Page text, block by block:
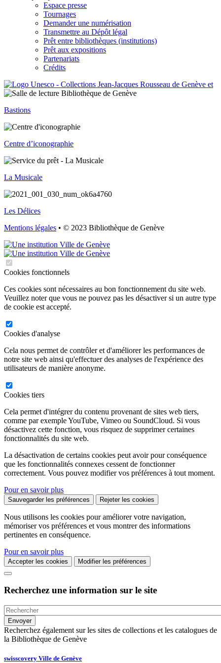
Espace presse
Tournages
Demander une numérisation
Transmettre au Dépôt légal
Prêt entre bibliothèques (institutions)
Prêt aux expositions
Partenariats
Crédits
Bastions
Centre d’iconographie
La Musicale
Les Délices
Mentions légales • © 2023 Bibliothèque de Genève
Cookies fonctionnels
Ces cookies sont nécessaires au bon fonctionnement du site web.
Veuillez noter que vous ne pouvez pas les désactiver si un autre type
de cookie est accepté.
Cookies d'analyse
Cela nous permet de contrôler et d'améliorer les performances de
notre site web ainsi qu'effectuer des analyses de l'expérience des
utilisateurs de manière anonyme.
Cookies tiers
Cela permet d'intégrer du contenu provenant de sites web tiers,
comme par exemple YouTube, Vimeo ou SoundCloud. Si vous
désactivez cette fonction, vous risquez de supprimer certaines
fonctionnalités du site web.
La désactivation de certains cookies peut avoir pour conséquence
que les fonctionnalités connexes cessent de fonctionner
correctement. Vous pouvez modifier vos préférences à tout moment.
Pour en savoir plus
Sauvegarder les préférences Rejeter les cookies
Nous utilisons les cookies pour améliorer votre navigation,
mémoriser vos préférences et vous montrer des informations
pertinentes en conséquence.
Pour en savoir plus
Accepter les cookies Modifier les préférences
Recherchez une information sur le site
Recherchez également sur les sites de collections et les catalogues de
la Bibliothèque de Genève
swisscovery Ville de Genève